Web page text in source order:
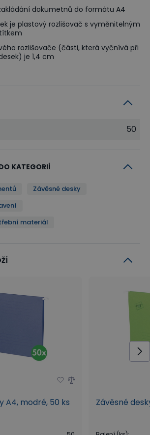
dokumetnů do formátu A4
je plastový rozlišovač s vyměnitelným
rozlišovače (části, která vyčnívá při
je 1,4 cm
50
KATEGORIÍ
Závěsné desky
materiál
A4, modré, 50 ks Závěsné